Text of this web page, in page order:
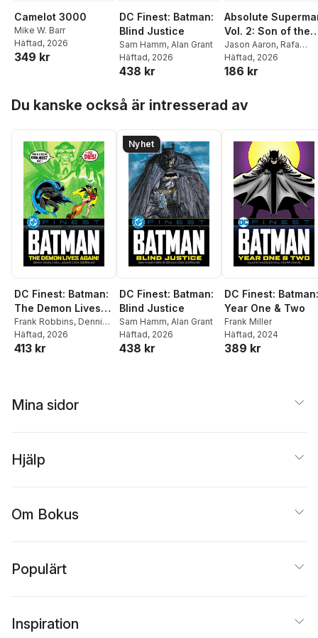
Camelot 3000
Mike W. Barr
Häftad, 2026
349 kr
DC Finest: Batman:
Blind Justice
Sam Hamm, Alan Grant
Häftad, 2026
438 kr
Absolute
Vol. 2: Son of the
Demon
Jason Aaron, Rafa
Sandoval
Häftad, 2026
186 kr
Du kanske också är intresserad av
DC Finest: Batman:
The Demon Lives
Again!
Frank Robbins, Dennis
O'Neil
Häftad, 2026
413 kr
Nyhet
DC Finest: Batman:
Blind Justice
Sam Hamm, Alan Grant
Häftad, 2026
438 kr
DC Finest: Batman:
Year One & Two
Frank Miller
Häftad, 2024
389 kr
Mina sidor
Hjälp
Om Bokus
Populärt
Inspiration